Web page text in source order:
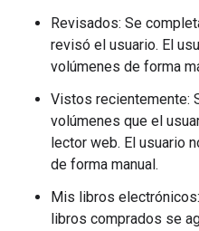
Revisados: Se
revisó el usuario. El
volúmenes de forma
Vistos recientemente:
volúmenes que el
lector web. El usuario
de forma manual.
Mis libros
libros comprados se